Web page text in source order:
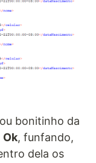
bonitinho da
Ok, funfando,
dela os